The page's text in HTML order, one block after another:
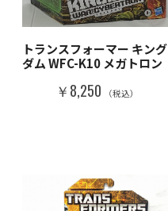
トランスフォーマー キング
ダム WFC-K10 メガトロン
￥8,250 （税込）